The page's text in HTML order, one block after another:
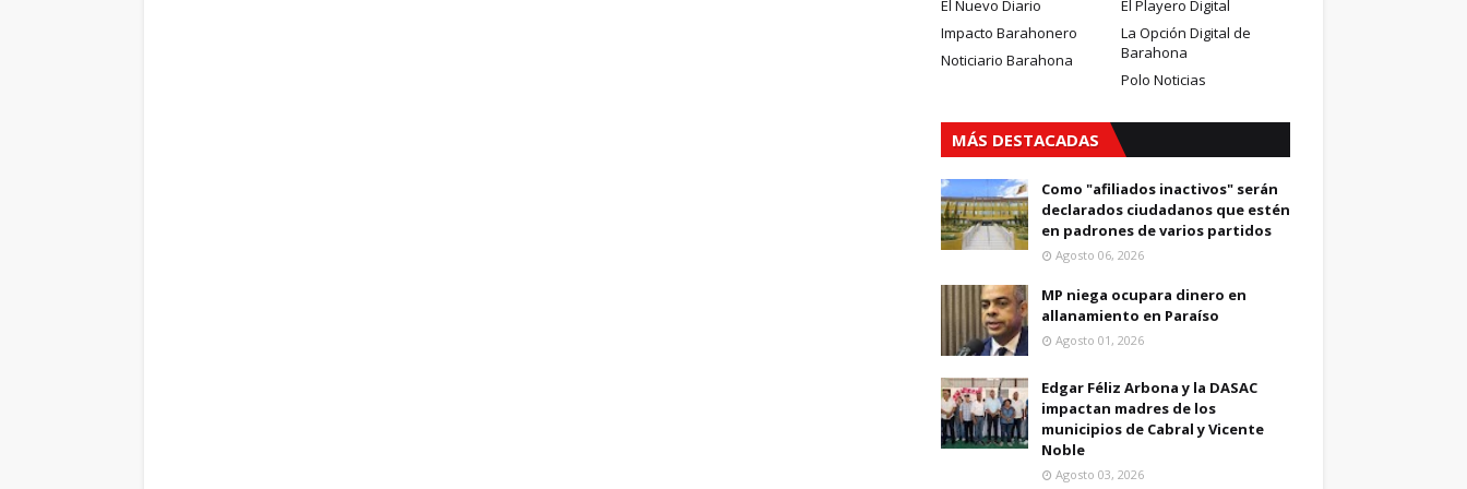
El Nuevo Diario
El Playero Digital
Impacto Barahonero
La Opción Digital de
Barahona
Noticiario Barahona
Polo Noticias
MÁS DESTACADAS
Como "afiliados inactivos" serán
declarados ciudadanos que estén
en padrones de varios partidos
Agosto 06, 2026
MP niega ocupara dinero en
allanamiento en Paraíso
Agosto 01, 2026
Edgar Féliz Arbona y la DASAC
impactan madres de los
municipios de Cabral y Vicente
Noble
Agosto 03, 2026